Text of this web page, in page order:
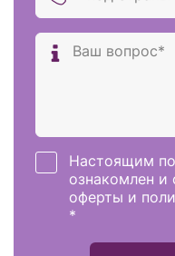
Настоящим
ознакомлен и
оферты и
*